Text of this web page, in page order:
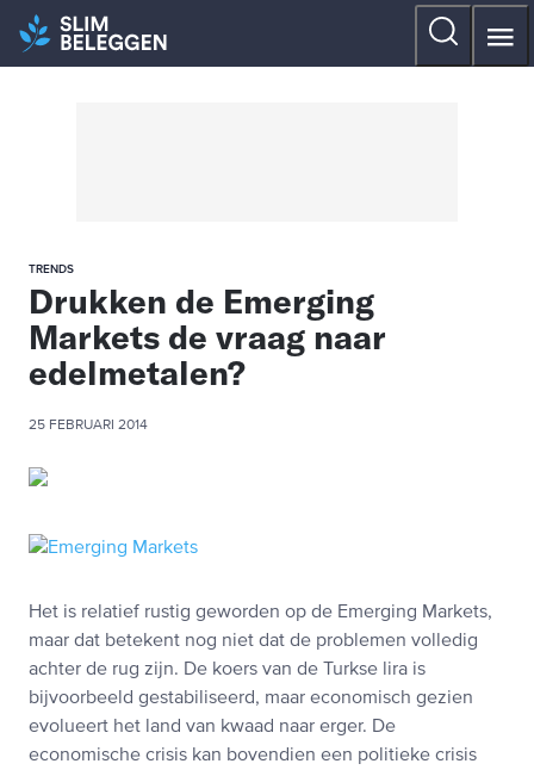
TRENDS
Drukken de Emerging
Markets de vraag naar
edelmetalen?
25 FEBRUARI 2014
Het is relatief rustig geworden op de Emerging Markets,
maar dat betekent nog niet dat de problemen volledig
achter de rug zijn. De koers van de Turkse lira is
bijvoorbeeld gestabiliseerd, maar economisch gezien
evolueert het land van kwaad naar erger. De
economische crisis kan bovendien een politieke crisis